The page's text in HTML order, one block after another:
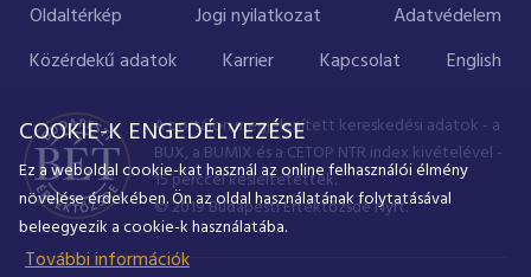
Oldaltérkép Jogi nyilatkozat
Adatvédelem
Közérdekű adatok
Karrier Kapcsolat English
A portálon megjelenített kereskedési adatok - a
BUX, a BUMIX és a CETOP NTR index kivételével -
15 perccel késleltetettek.
© 2019 Budapesti Értéktőzsde Nyrt.
COOKIE-K ENGEDÉLYEZÉSE
Ez a weboldal cookie-kat használ az online felhasználói élmény
növelése érdekében. Ön az oldal használatának folytatásával
beleegyezik a cookie-k használatába.
További információk